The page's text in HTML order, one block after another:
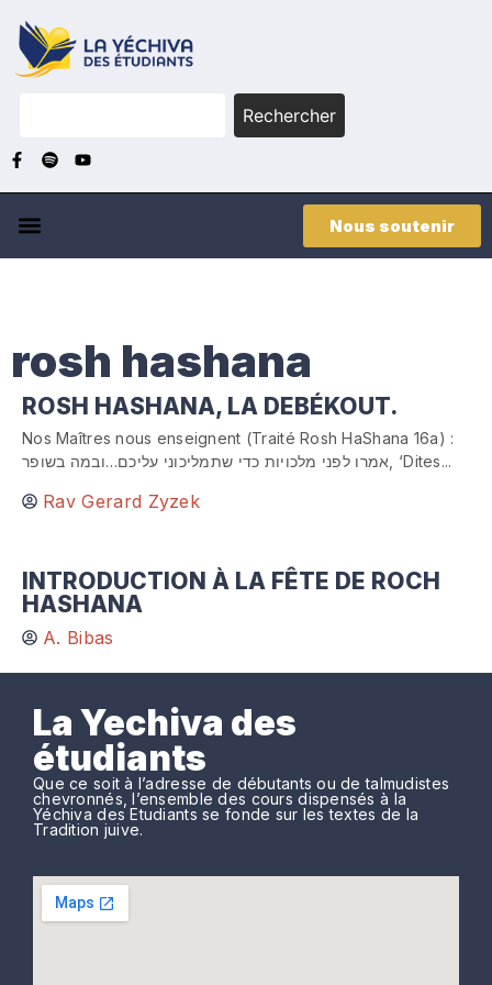
Rechercher
Nous soutenir
rosh hashana
ROSH HASHANA, LA DEBÉKOUT.
Nos Maîtres nous enseignent (Traité Rosh HaShana 16a) :
אמרו לפני מלכויות כדי שתמליכוני עליכם…ובמה בשופר, ‘Dites...
Rav Gerard Zyzek
INTRODUCTION À LA FÊTE DE ROCH
HASHANA
A. Bibas
La Yechiva des
étudiants
Que ce soit à l’adresse de débutants ou de talmudistes
chevronnés, l’ensemble des cours dispensés à la
Yéchiva des Etudiants se fonde sur les textes de la
Tradition juive.